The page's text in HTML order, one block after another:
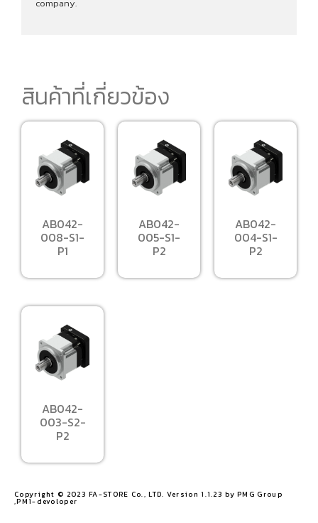
company.
สินค้าที่เกี่ยวข้อง
AB042-
008-S1-
P1
AB042-
005-S1-
P2
AB042-
004-S1-
P2
AB042-
003-S2-
P2
Copyright © 2023 FA-STORE Co., LTD. Version 1.1.23 by PMG Group
,PM1-devoloper​